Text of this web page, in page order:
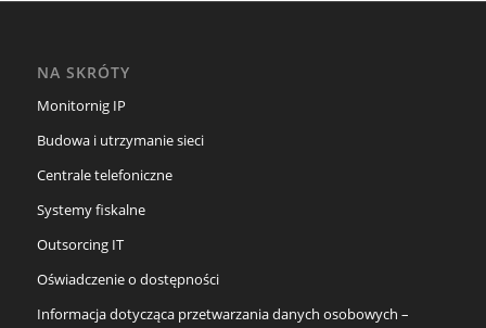
NA SKRÓTY
Monitornig IP
Budowa i utrzymanie sieci
Centrale telefoniczne
Systemy fiskalne
Outsorcing IT
Oświadczenie o dostępności
Informacja dotycząca przetwarzania danych osobowych –